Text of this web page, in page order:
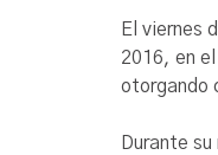
El viernes
2016, en
otorgando
Durante